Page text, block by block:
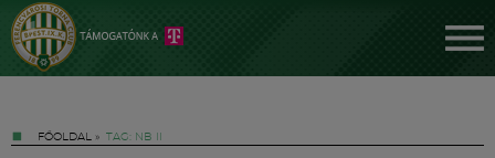
FŐOLDAL » TAG: NB II